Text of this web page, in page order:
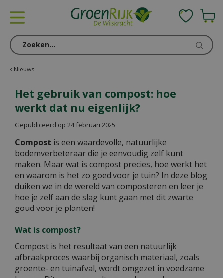
Nieuws
Het gebruik van compost: hoe
werkt dat nu eigenlijk?
Gepubliceerd op 24 februari 2025
Compost is een waardevolle, natuurlijke
bodemverbeteraar die je eenvoudig zelf kunt
maken. Maar wat is compost precies, hoe werkt het
en waarom is het zo goed voor je tuin? In deze blog
duiken we in de wereld van composteren en leer je
hoe je zelf aan de slag kunt gaan met dit zwarte
goud voor je planten!
Wat is compost?
Compost is het resultaat van een natuurlijk
afbraakproces waarbij organisch materiaal, zoals
groente- en tuinafval, wordt omgezet in voedzame